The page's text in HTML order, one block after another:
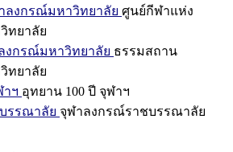
ลงกรณ์มหาวิทยาลัย ศูนย์กีฬาแห่ง
ทยาลัย
งกรณ์มหาวิทยาลัย ธรรมสถาน
ทยาลัย
าฯ อุทยาน 100 ปี จุฬาฯ
รรณาลัย จุฬาลงกรณ์ราชบรรณาลัย